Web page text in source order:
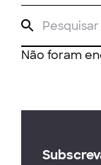
Não foram